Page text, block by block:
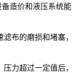
造价和液压系统能
布的磨损和堵塞，
力超过一定值后，